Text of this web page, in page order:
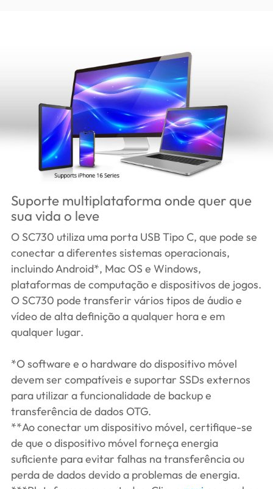
Suporte multiplataforma onde quer que
sua vida o leve
O SC730 utiliza uma porta USB Tipo C, que pode se
conectar a diferentes sistemas operacionais,
incluindo Android*, Mac OS e Windows,
plataformas de computação e dispositivos de jogos.
O SC730 pode transferir vários tipos de áudio e
vídeo de alta definição a qualquer hora e em
qualquer lugar.
*O software e o hardware do dispositivo móvel
devem ser compatíveis e suportar SSDs externos
para utilizar a funcionalidade de backup e
transferência de dados OTG.
**Ao conectar um dispositivo móvel, certifique-se
de que o dispositivo móvel forneça energia
suficiente para evitar falhas na transferência ou
perda de dados devido a problemas de energia.